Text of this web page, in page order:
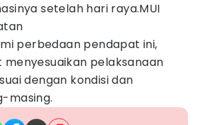
setelah hari raya.MUI
perbedaan pendapat ini,
pelaksanaan
dengan kondisi dan
masing.